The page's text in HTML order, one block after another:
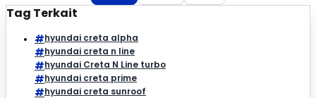
Tag Terkait
hyundai creta alpha
hyundai creta n line
hyundai Creta N Line turbo
hyundai creta prime
hyundai creta sunroof